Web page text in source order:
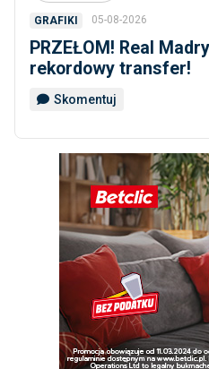
GRAFIKI 05-08-2026
PRZEŁOM! Real
rekordowy transfer!
Skomentuj